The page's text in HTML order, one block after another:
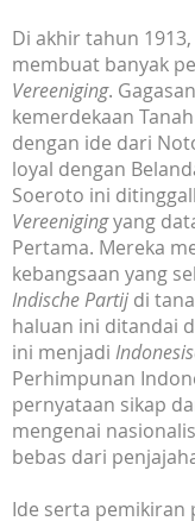
Di akhir tahun
membuat banyak
Vereeniging.
kemerdekaan
dengan ide dari
loyal dengan
Soeroto ini
Vereenigingyang
Pertama. Mereka
kebangsaan yang
Indische Partij di
haluan ini ditandai
ini menjadi
Perhimpunan
pernyataan sikap
mengenai
bebas dari
Ide serta pemikiran